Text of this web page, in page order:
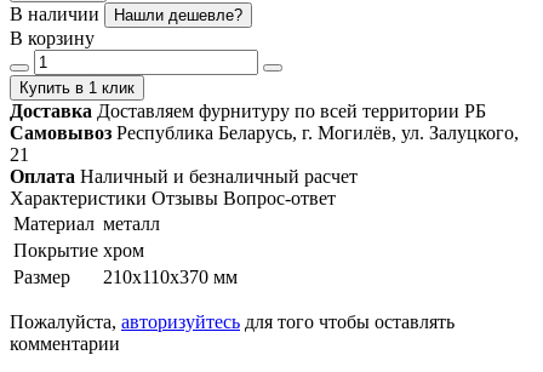
В наличии Нашли дешевле?
В корзину
Купить в 1 клик
Доставка Доставляем фурнитуру по всей территории РБ
Самовывоз Республика Беларусь, г. Могилёв, ул. Залуцкого,
21
Оплата Наличный и безналичный расчет
Характеристики Отзывы Вопрос-ответ
Материал металл
Покрытие хром
Размер
210х110х370 мм
Пожалуйста, авторизуйтесь для того чтобы оставлять
комментарии